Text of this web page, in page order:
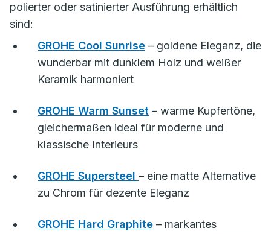
polierter oder satinierter Ausführung erhältlich
sind:
GROHE Cool Sunrise – goldene Eleganz, die
wunderbar mit dunklem Holz und weißer
Keramik harmoniert
GROHE Warm Sunset – warme Kupfertöne,
gleichermaßen ideal für moderne und
klassische Interieurs
GROHE Supersteel – eine matte Alternative
zu Chrom für dezente Eleganz
GROHE Hard Graphite – markantes